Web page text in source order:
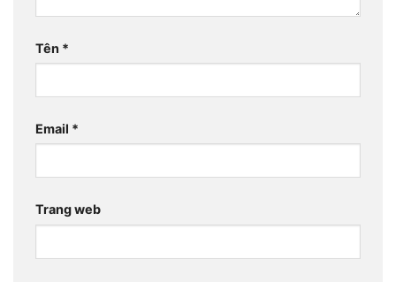
Tên *
Email *
Trang web